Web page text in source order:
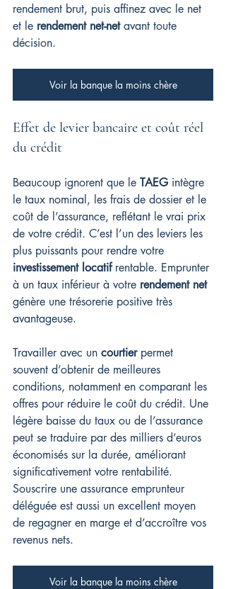
rendement brut, puis affinez avec le net
et le rendement net-net avant toute
décision.
Voir la banque la moins chère
Effet de levier bancaire et coût réel
du crédit
Beaucoup ignorent que le TAEG intègre
le taux nominal, les frais de dossier et le
coût de l’assurance, reflétant le vrai prix
de votre crédit. C’est l’un des leviers les
plus puissants pour rendre votre
investissement locatif rentable. Emprunter
à un taux inférieur à votre rendement net
génère une trésorerie positive très
avantageuse.
Travailler avec un courtier permet
souvent d’obtenir de meilleures
conditions, notamment en comparant les
offres pour réduire le coût du crédit. Une
légère baisse du taux ou de l’assurance
peut se traduire par des milliers d’euros
économisés sur la durée, améliorant
significativement votre rentabilité.
Souscrire une assurance emprunteur
déléguée est aussi un excellent moyen
de regagner en marge et d’accroître vos
revenus nets.
Voir la banque la moins chère